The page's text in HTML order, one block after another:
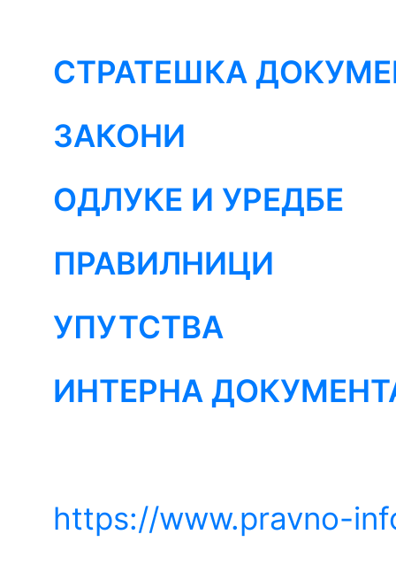
СТРАТЕШКА
ЗАКОНИ
ОДЛУКЕ И УРЕДБЕ
ПРАВИЛНИЦИ
УПУТСТВА
ИНТЕРНА
https://www.pravno-